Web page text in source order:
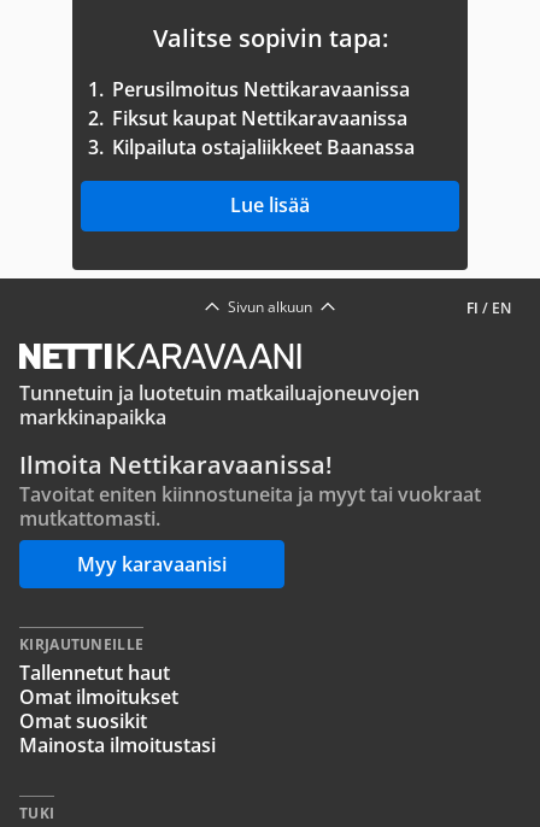
Valitse sopivin tapa:
1. Perusilmoitus Nettikaravaanissa
2. Fiksut kaupat Nettikaravaanissa
3. Kilpailuta ostajaliikkeet Baanassa
Lue lisää
FI / EN
Sivun alkuun
Tunnetuin ja luotetuin matkailuajoneuvojen
markkinapaikka
Ilmoita Nettikaravaanissa!
Tavoitat eniten kiinnostuneita ja myyt tai vuokraat
mutkattomasti.
Myy karavaanisi
KIRJAUTUNEILLE
Tallennetut haut
Omat ilmoitukset
Omat suosikit
Mainosta ilmoitustasi
TUKI